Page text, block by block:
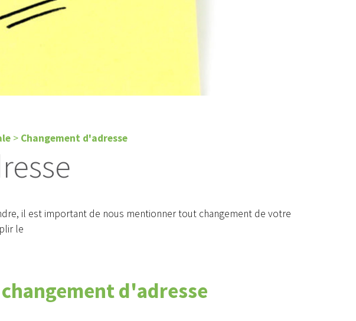
> Changement d'adresse
il est important de nous mentionner tout changement de votre
le
d'adresse